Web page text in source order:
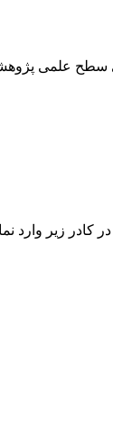
سطح
كادر زير وارد